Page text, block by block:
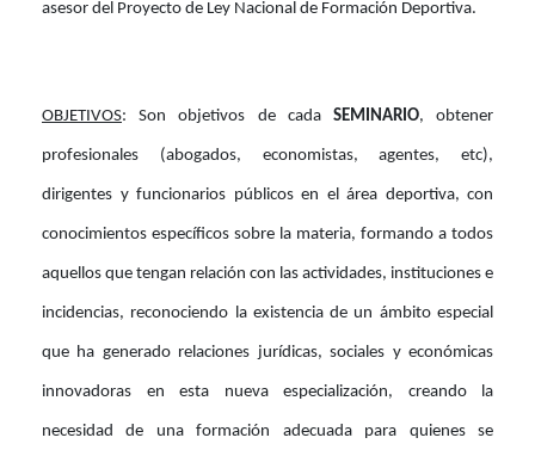
asesor del Proyecto de Ley Nacional de Formación Deportiva.
OBJETIVOS:Son objetivos de cada SEMINARIO, obtener
profesionales (abogados, economistas, agentes, etc),
dirigentes y funcionarios públicos en el área deportiva, con
conocimientos específicos sobre la materia, formando a todos
aquellos que tengan relación con las actividades, instituciones e
incidencias, reconociendo la existencia de un ámbito especial
que ha generado relaciones jurídicas, sociales y económicas
innovadoras en esta nueva especialización, creando la
necesidad de una formación adecuada para quienes se